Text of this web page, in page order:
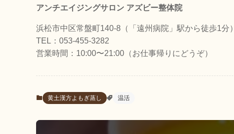
アンチエイジングサロン アズビー整体院
浜松市中区常盤町140-8（「遠州病院」駅から徒歩1分）
TEL：053-455-3282
営業時間：10:00〜21:00（お仕事帰りにどうぞ）
黄土漢方よもぎ蒸し 温活